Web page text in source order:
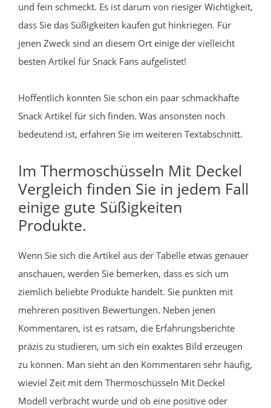
und fein schmeckt. Es ist darum von riesiger Wichtigkeit,
dass Sie das Süßigkeiten kaufen gut hinkriegen. Für
jenen Zweck sind an diesem Ort einige der vielleicht
besten Artikel für Snack Fans aufgelistet!
Hoffentlich konnten Sie schon ein paar schmackhafte
Snack Artikel für sich finden. Was ansonsten noch
bedeutend ist, erfahren Sie im weiteren Textabschnitt.
Im Thermoschüsseln Mit Deckel
Vergleich finden Sie in jedem Fall
einige gute Süßigkeiten
Produkte.
Wenn Sie sich die Artikel aus der Tabelle etwas genauer
anschauen, werden Sie bemerken, dass es sich um
ziemlich beliebte Produkte handelt. Sie punkten mit
mehreren positiven Bewertungen. Neben jenen
Kommentaren, ist es ratsam, die Erfahrungsberichte
präzis zu studieren, um sich ein exaktes Bild erzeugen
zu können. Man sieht an den Kommentaren sehr häufig,
wieviel Zeit mit dem Thermoschüsseln Mit Deckel
Modell verbracht wurde und ob eine positive oder